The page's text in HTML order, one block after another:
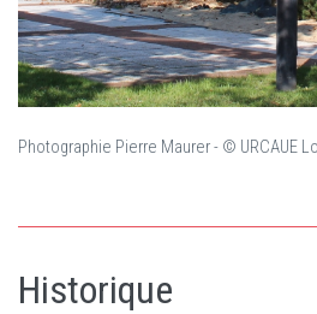
Photographie Pierre Maurer - © URCAUE
Historique